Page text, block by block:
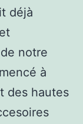
déjà
notre
à
des hautes